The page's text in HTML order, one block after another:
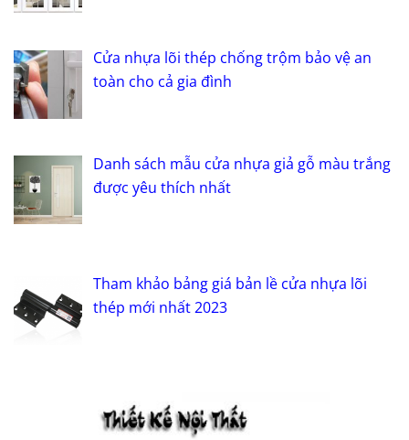
Cửa nhựa lõi thép chống trộm bảo vệ an
toàn cho cả gia đình
Danh sách mẫu cửa nhựa giả gỗ màu trắng
được yêu thích nhất
Tham khảo bảng giá bản lề cửa nhựa lõi
thép mới nhất 2023